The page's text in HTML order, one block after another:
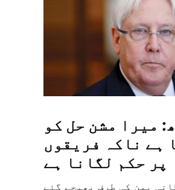
میرا مشن حل کو
ہے ناکہ فریقوں
پر حکم لگانا ہے
یمن کی طرف بھیجے گئے